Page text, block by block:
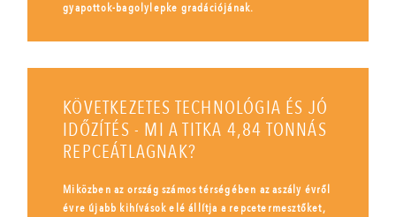
gyapottok-bagolylepke gradációjának.
KÖVETKEZETES TECHNOLÓGIA ÉS JÓ
IDŐZÍTÉS - MI A TITKA 4,84 TONNÁS
REPCEÁTLAGNAK?
Miközben az ország számos térségében az aszály évről
évre újabb kihívások elé állítja a repcetermesztőket,